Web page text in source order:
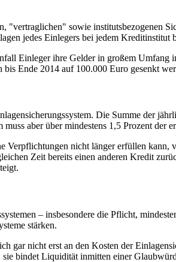
sowie institutsbezogenen
jedes Einlegers bei jedem Kreditinstitut
Einleger ihre Gelder in großem
Ende 2014 auf 100.000 Euro gesenkt
Die Summe der
aber über mindestens 1,5 Prozent der
Verpflichtungen nicht länger erfüllen
Zeit bereits einen anderen Kredit
– insbesondere die Pflicht,
stärken.
gar nicht erst an den Kosten der
bindet Liquidität inmitten einer